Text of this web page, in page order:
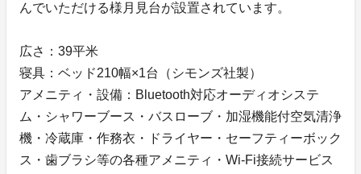
んでいただける様月見台が設置されています。
広さ：39平米
寝具：ベッド210幅×1台（シモンズ社製）
アメニティ・設備：Bluetooth対応オーディオシステ
ム・シャワーブース・バスローブ・加湿機能付空気清浄
機・冷蔵庫・作務衣・ドライヤー・セーフティーボック
ス・歯ブラシ等の各種アメニティ・Wi-Fi接続サービス